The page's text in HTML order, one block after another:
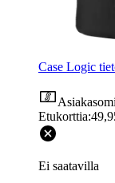
Case Logic
Etukorttia:
Ei saatavilla